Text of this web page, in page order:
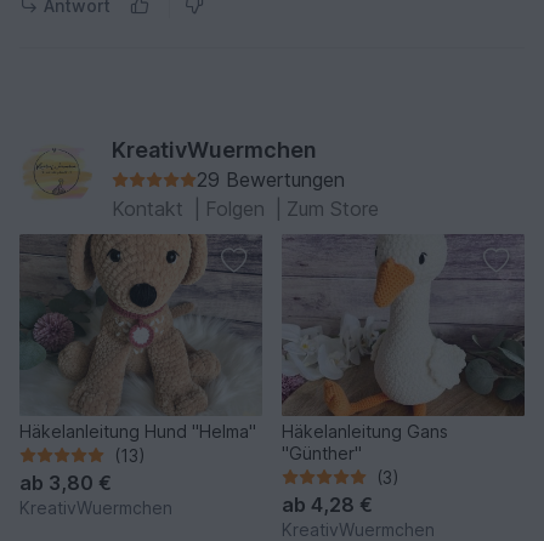
Antwort
KreativWuermchen
29 Bewertungen
Kontakt
Folgen Zum Store
Häkelanleitung Hund "Helma"
(13)
ab 3,80 €
KreativWuermchen
Häkelanleitung Gans
"Günther"
(3)
ab 4,28 €
KreativWuermchen